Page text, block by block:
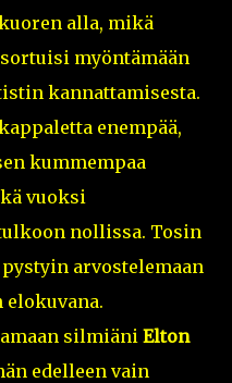
alla, mikä
myöntämään
kannattamisesta.
enempää,
kummempaa
vuoksi
nollissa. Tosin
arvostelemaan
elokuvana.
silmiäni Elton
edelleen vain